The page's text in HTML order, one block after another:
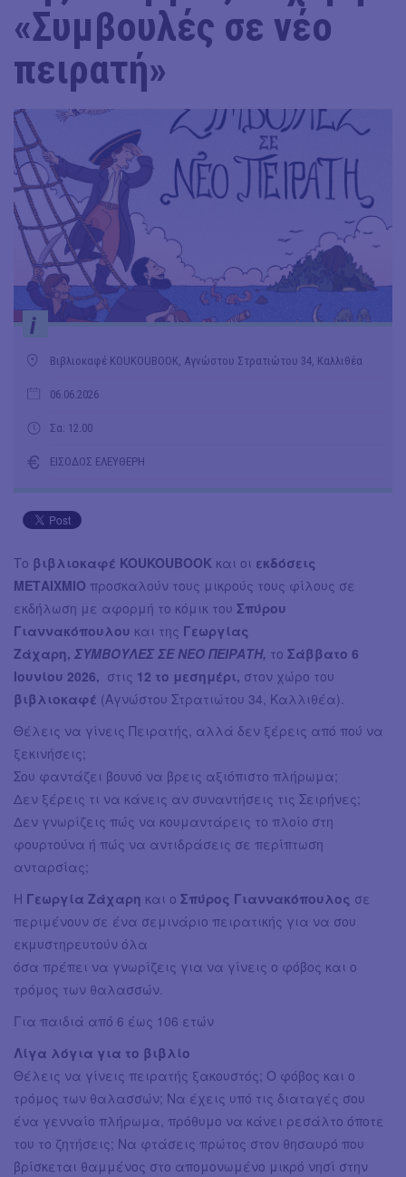
«Συμβουλές σε νέο
πειρατή»
i
Βιβλιοκαφέ KOUKOUBOOK, Αγνώστου Στρατιώτου 34, Καλλιθέα
06.06.2026
Σα: 12.00
ΕΙΣΟΔΟΣ ΕΛΕΥΘΕΡΗ
Το βιβλιοκαφέ KOUKOUBOOK και οι εκδόσεις
ΜΕΤΑΙΧΜΙΟ προσκαλούν τους μικρούς τους φίλους σε
εκδήλωση με αφορμή το κόμικ του Σπύρου
Γιαννακόπουλου και της Γεωργίας
Ζάχαρη, ΣΥΜΒΟΥΛΕΣ ΣΕ ΝΕΟ ΠΕΙΡΑΤΗ, το Σάββατο 6
Ιουνίου 2026, στις 12 το μεσημέρι, στον χώρο του
βιβλιοκαφέ (Αγνώστου Στρατιώτου 34, Καλλιθέα).
Θέλεις να γίνεις Πειρατής, αλλά δεν ξέρεις από πού να
ξεκινήσεις;
Σου φαντάζει βουνό να βρεις αξιόπιστο πλήρωμα;
Δεν ξέρεις τι να κάνεις αν συναντήσεις τις Σειρήνες;
Δεν γνωρίζεις πώς να κουμαντάρεις το πλοίο στη
φουρτούνα ή πώς να αντιδράσεις σε περίπτωση
ανταρσίας;
Η Γεωργία Ζάχαρη και ο Σπύρος Γιαννακόπουλος σε
περιμένουν σε ένα σεμινάριο πειρατικής για να σου
εκμυστηρευτούν όλα
όσα πρέπει να γνωρίζεις για να γίνεις ο φόβος και ο
τρόμος των θαλασσών.
Για παιδιά από 6 έως 106 ετών
Λίγα λόγια για το βιβλίο
Θέλεις να γίνεις πειρατής ξακουστός; Ο φόβος και ο
τρόμος των θαλασσών; Να έχεις υπό τις διαταγές σου
ένα γενναίο πλήρωμα, πρόθυμο να κάνει ρεσάλτο όποτε
του το ζητήσεις; Να φτάσεις πρώτος στον θησαυρό που
βρίσκεται θαμμένος στο απομονωμένο μικρό νησί στην